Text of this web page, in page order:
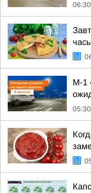
06:30
М-1
05:30